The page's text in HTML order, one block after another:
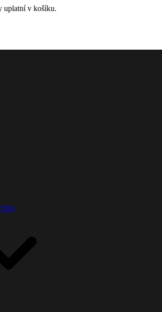
uplatní v košíku.